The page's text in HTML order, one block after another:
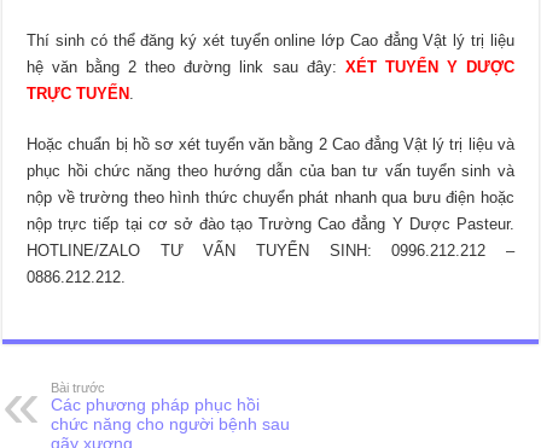
Thí sinh có thể đăng ký xét tuyển online lớp Cao đẳng Vật lý trị liệu
hệ văn bằng 2 theo đường link sau đây: XÉT TUYỂN Y DƯỢC
TRỰC TUYẾN .
Hoặc chuẩn bị hồ sơ xét tuyển văn bằng 2 Cao đẳng Vật lý trị liệu và
phục hồi chức năng theo hướng dẫn của ban tư vấn tuyển sinh và
nộp về trường theo hình thức chuyển phát nhanh qua bưu điện hoặc
nộp trực tiếp tại cơ sở đào tạo Trường Cao đẳng Y Dược Pasteur.
HOTLINE/ZALO TƯ VẤN TUYỂN SINH: 0996.212.212 –
0886.212.212.
Bài trước
Các phương pháp phục hồi
chức năng cho người bệnh sau
gãy xương